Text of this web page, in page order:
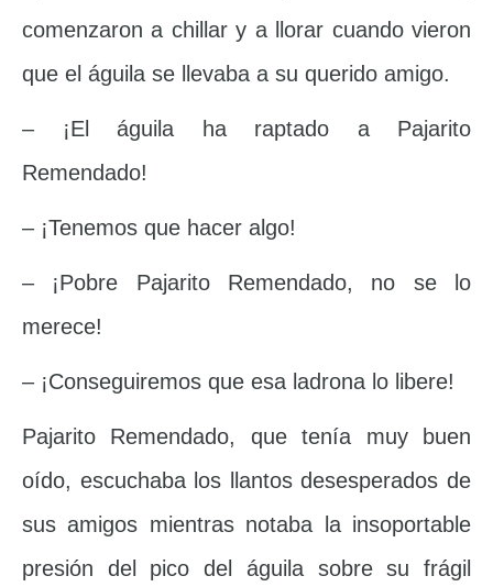
comenzaron a chillar y a llorar cuando vieron
que el águila se llevaba a su querido amigo.
– ¡El águila ha raptado a Pajarito
Remendado!
– ¡Tenemos que hacer algo!
– ¡Pobre Pajarito Remendado, no se lo
merece!
– ¡Conseguiremos que esa ladrona lo libere!
Pajarito Remendado, que tenía muy buen
oído, escuchaba los llantos desesperados de
sus amigos mientras notaba la insoportable
presión del pico del águila sobre su frágil